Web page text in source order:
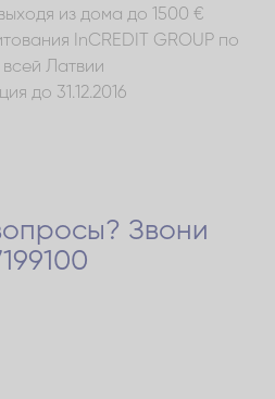
из дома до 1500 €
InCREDIT GROUP по
всей Латвии
до 31.12.2016
Звони